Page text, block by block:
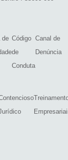
de Código
de
Conduta
Canal de
Denúncia